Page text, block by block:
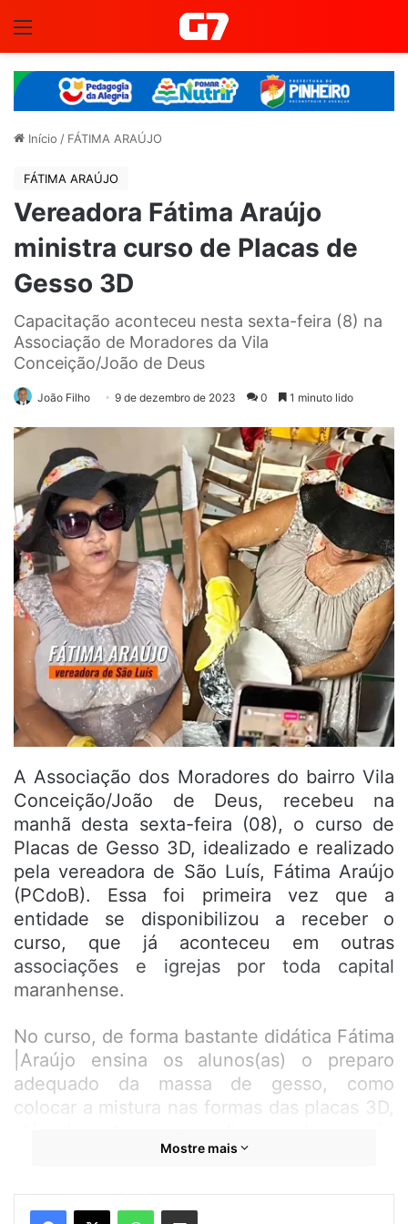
Início / FÁTIMA ARAÚJO
FÁTIMA ARAÚJO
Vereadora Fátima Araújo
ministra curso de Placas de
Gesso 3D
Capacitação aconteceu nesta sexta-feira (8) na
Associação de Moradores da Vila
Conceição/João de Deus
João Filho 9 de dezembro de 2023 0 1 minuto lido
A Associação dos Moradores do bairro Vila
Conceição/João de Deus, recebeu na
manhã desta sexta-feira (08), o curso de
Placas de Gesso 3D, idealizado e realizado
pela vereadora de São Luís, Fátima Araújo
(PCdoB). Essa foi primeira vez que a
entidade se disponibilizou a receber o
curso, que já aconteceu em outras
associações e igrejas por toda capital
maranhense.
No curso, de forma bastante didática Fátima
|Araújo ensina os alunos(as) o preparo
adequado da massa de gesso, como
colocar a mistura nas formas das placas 3D,
prontas, na parede. Todos os equipamentos
Mostre mais